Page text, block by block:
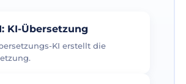
KI-Übersetzung
KI erstellt die